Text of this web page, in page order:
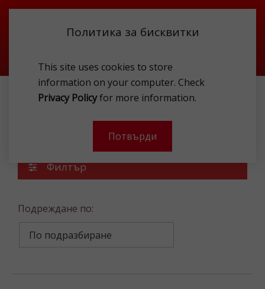
Политика за бисквитки
This site uses cookies to store
information on your computer. Check
Privacy Policyfor more information.
Потвърди
Филтър
Подреждане по: